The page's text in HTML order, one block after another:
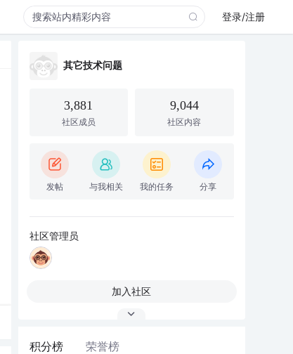
登录/注册
其它技术问题
3,881
社区成员
9,044
社区内容
发帖 与我相关 我的任务 分享
社区管理员
加入社区
积分榜 荣誉榜